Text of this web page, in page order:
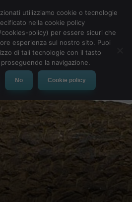
MENU
utilizziamo cookie o tecnologie
nella cookie policy
policy) per essere sicuri che
esperienza sul nostro sito. Puoi
di tali tecnologie con il tasto
la navigazione.
No Cookie policy